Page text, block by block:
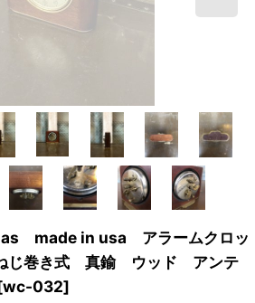
made in usa アラームクロッ
じ巻き式 真鍮 ウッド アンテ
wc-032]